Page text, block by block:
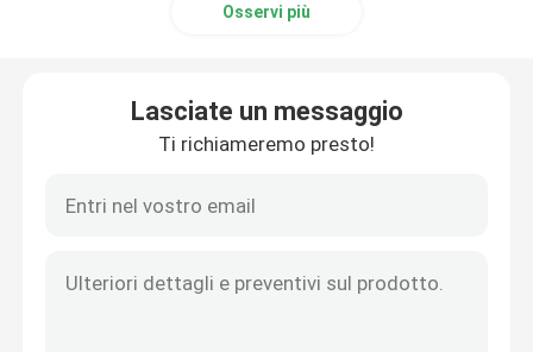
rifinitrice dello stenter
Rilassi la macchina più asciutta
Osservi più
Lasciate un messaggio
Ti richiameremo presto!